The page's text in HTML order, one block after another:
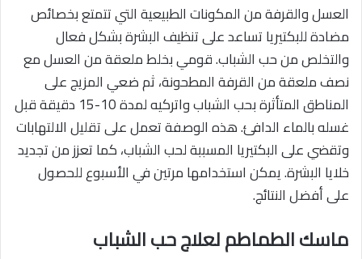
العسل والقرفة من المكونات الطبيعية التي تتمتع بخصائص
مضادة للبكتيريا تساعد على تنظيف البشرة بشكل فعال
والتخلص من حب الشباب. قومي بخلط ملعقة من العسل مع
نصف ملعقة من القرفة المطحونة، ثم ضعي المزيج على
المناطق المتأثرة بحب الشباب واتركيه لمدة 10-15 دقيقة قبل
غسله بالماء الدافئ. هذه الوصفة تعمل على تقليل الالتهابات
وتقضي على البكتيريا المسببة لحب الشباب، كما تعزز من تجديد
خلايا البشرة. يمكن استخدامها مرتين في الأسبوع للحصول
على أفضل النتائج.
ماسك الطماطم لعلاج حب الشباب